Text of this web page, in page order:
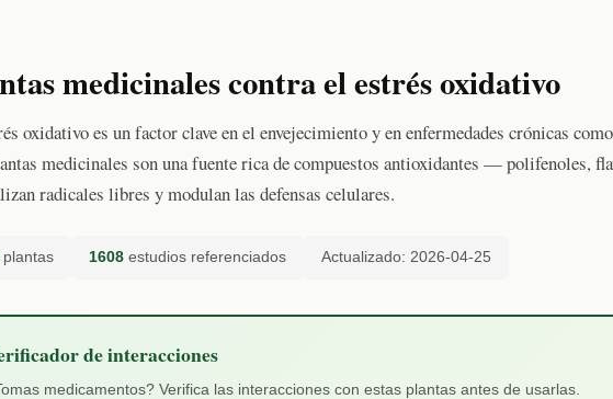
medicinales contra el estrés oxidativo
oxidativo es un factor clave en el envejecimiento y en enfermedades crónicas
medicinales son una fuente rica de compuestos antioxidantes — polifenoles,
radicales libres y modulan las defensas celulares.
plantas 1608 estudios referenciados Actualizado: 2026-04-25
de interacciones
medicamentos? Verifica las interacciones con estas plantas antes de usarlas.